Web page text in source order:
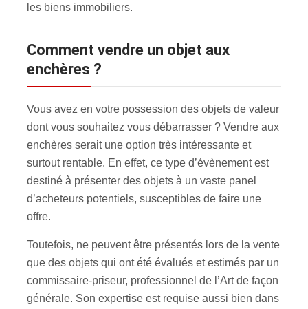
les biens immobiliers.
Comment vendre un objet aux
enchères ?
Vous avez en votre possession des objets de valeur
dont vous souhaitez vous débarrasser ? Vendre aux
enchères serait une option très intéressante et
surtout rentable. En effet, ce type d’évènement est
destiné à présenter des objets à un vaste panel
d’acheteurs potentiels, susceptibles de faire une
offre.
Toutefois, ne peuvent être présentés lors de la vente
que des objets qui ont été évalués et estimés par un
commissaire-priseur, professionnel de l’Art de façon
générale. Son expertise est requise aussi bien dans